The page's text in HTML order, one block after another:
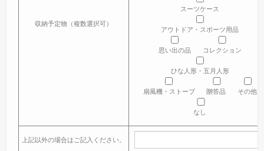
収納予定物（複数選択可）
スーツケース
アウトドア・スポーツ用品
思い出の品 コレクション
ひな人形・五月人形
扇風機・ストーブ 贈答品 その他
なし
上記以外の場合はご記入ください。